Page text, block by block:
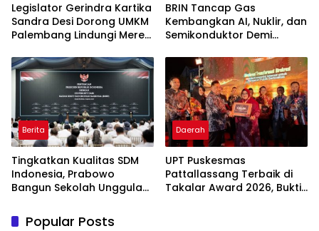
Legislator Gerindra Kartika
Sandra Desi Dorong UMKM
Palembang Lindungi Merek
BRIN Tancap Gas
Kembangkan AI, Nuklir, dan
Semikonduktor Demi
Indonesia
Berita
Tingkatkan Kualitas SDM
Indonesia, Prabowo
Bangun Sekolah Unggulan
Terbaik Dunia
Daerah
UPT Puskesmas
Pattallassang Terbaik di
Takalar Award 2026, Bukti
Popular Posts